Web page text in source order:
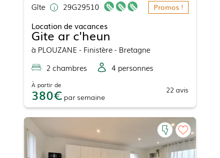
Gîte 29G29510 Promos !
Location de vacances
Gite ar c'heun
à PLOUZANE - Finistère - Bretagne
2 chambres 4 personnes
À partir de
380 par semaine
22 avis